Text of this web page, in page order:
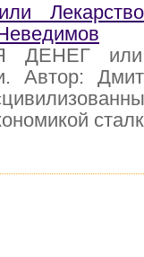
ДЕНЕГ или
Автор: